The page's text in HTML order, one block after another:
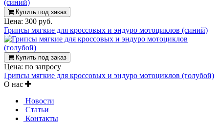
Купить под заказ
Цена: 300 руб.
Грипсы мягкие для кроссовых и эндуро мотоциклов (синий)
Купить под заказ
Цена: по запросу
Грипсы мягкие для кроссовых и эндуро мотоциклов (голубой)
О нас
Новости
Статьи
Контакты